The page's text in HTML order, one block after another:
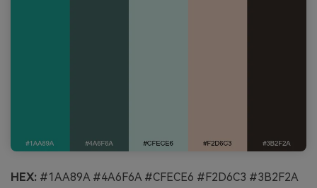
HEX: #1AA89A #4A6F6A #CFECE6 #F2D6C3 #3B2F2A